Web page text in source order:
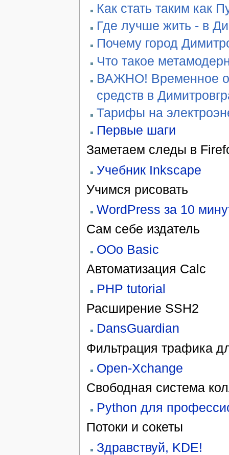
Как стать таким как
Где лучше жить - в
Почему город
Что такое
ВАЖНО! Временное
средств в
Тарифы на
Первые шаги
Заметаем следы в
Учебник Inkscape
Учимся рисовать
WordPress за 10
Сам себе издатель
OOo Basic
Автоматизация Calc
PHP tutorial
Расширение SSH2
DansGuardian
Фильтрация трафика
Open-Xchange
Свободная система
Python для
Потоки и сокеты
Здравствуй, KDE!